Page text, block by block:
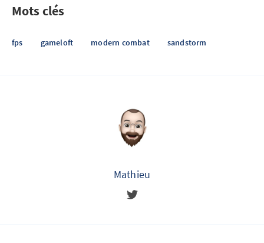
Mots clés
fps gameloft modern combat sandstorm
Mathieu